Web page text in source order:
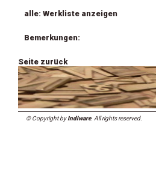
alle: Werkliste anzeigen
Bemerkungen:
Seite zurück
© Copyright byIndiware. All rights reserved.